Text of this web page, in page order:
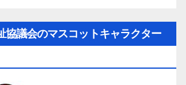
協議会のマスコットキャラクター